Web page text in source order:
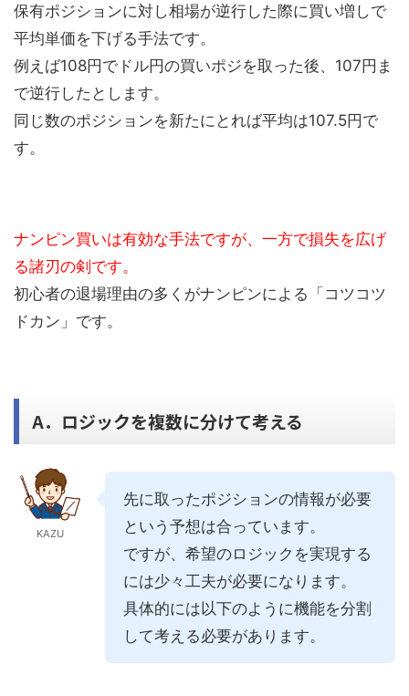
保有ポジションに対し相場が逆行した際に買い増しで
平均単価を下げる手法です。
例えば108円でドル円の買いポジを取った後、107円ま
で逆行したとします。
同じ数のポジションを新たにとれば平均は107.5円で
す。
ナンピン買いは有効な手法ですが、一方で損失を広げ
る諸刃の剣です。
初心者の退場理由の多くがナンピンによる「コツコツ
ドカン」です。
A．ロジックを複数に分けて考える
KAZU
先に取ったポジションの情報が必要
という予想は合っています。
ですが、希望のロジックを実現する
には少々工夫が必要になります。
具体的には以下のように機能を分割
して考える必要があります。